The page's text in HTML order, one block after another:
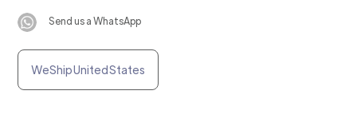
Send us a WhatsApp
WeShip United States